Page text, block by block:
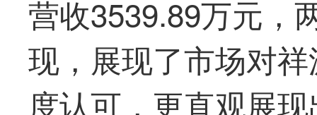
营收3539.89万元，
现，展现了市场对
度认可，更直观展